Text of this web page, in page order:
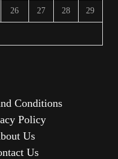
26 27 28 29
Conditions
Policy
Us
Us